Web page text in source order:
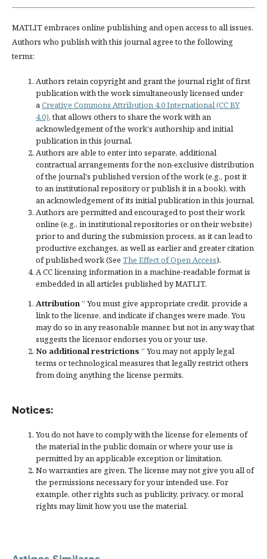
MATLIT embraces online publishing and open access to all issues.
Authors who publish with this journal agree to the following
terms:
Authors retain copyright and grant the journal right of first
publication with the work simultaneously licensed under
aCreative Commons Attribution 4.0 International (CC BY
4.0), that allows others to share the work with an
acknowledgement of the work's authorship and initial
publication in this journal.
Authors are able to enter into separate, additional
contractual arrangements for the non-exclusive distribution
of the journal's published version of the work (e.g., post it
to an institutional repository or publish it in a book), with
an acknowledgement of its initial publication in this journal.
Authors are permitted and encouraged to post their work
online (e.g., in institutional repositories or on their website)
prior to and during the submission process, as it can lead to
productive exchanges, as well as earlier and greater citation
of published work (See The Effect of Open Access).
A CC licensing information in a machine-readable format is
embedded in all articles published by MATLIT.
Attribution” You must give appropriate credit, provide a
link to the license, andindicate if changes were made. You
may do so in any reasonable manner, but not in any way that
suggests the licensor endorses you or your use.
No additional restrictions ” You may not apply legal
terms ortechnological measuresthat legally restrict others
from doing anything the license permits.
Notices:
You do not have to comply with the license for elements of
the material in the public domain or where your use is
permitted by an applicable exception or limitation.
No warranties are given. The license may not give you all of
the permissions necessary for your intended use. For
example, other rights such as publicity, privacy, or moral
rights may limit how you use the material.